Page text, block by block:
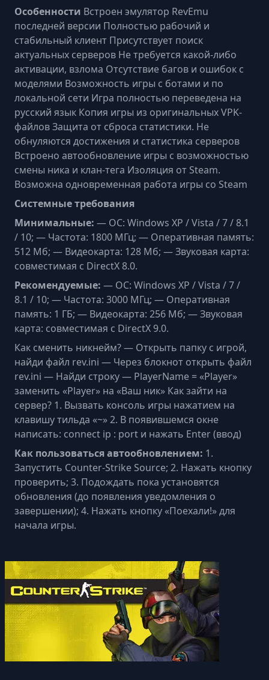
Особенности Встроен эмулятор RevEmu
последней версии Полностью рабочий и
стабильный клиент Присутствует поиск
актуальных серверов Не требуется какой-либо
активации, взлома Отсутствие багов и ошибок с
моделями Возможность игры с ботами и по
локальной сети Игра полностью переведена на
русский язык Копия игры из оригинальных VPK-
файлов Защита от сброса статистики. Не
обнуляются достижения и статистика серверов
Встроено автообновление игры с возможностью
смены ника и клан-тега Изоляция от Steam.
Возможна одновременная работа игры со Steam
Системные требования
Минимальные: — OC: Windows XP / Vista / 7 / 8.1
/ 10; — Частота: 1800 МГц; — Оперативная память:
512 Мб; — Видеокарта: 128 Мб; — Звуковая карта:
совместимая с DirectX 8.0.
Рекомендуемые: — OC: Windows XP / Vista / 7 /
8.1 / 10; — Частота: 3000 МГц; — Оперативная
память: 1 ГБ; — Видеокарта: 256 Мб; — Звуковая
карта: совместимая с DirectX 9.0.
Как сменить никнейм? — Открыть папку с игрой,
найди файл rev.ini — Через блокнот открыть файл
rev.ini — Найди строку — PlayerName = «Player»
заменить «Player» на «Ваш ник» Как зайти на
сервер? 1. Вызвать консоль игры нажатием на
клавишу тильда «~» 2. В появившемся окне
написать: connect ip : port и нажать Enter (ввод)
Как пользоваться автообновлением: 1.
Запустить Counter-Strike Source; 2. Нажать кнопку
проверить; 3. Подождать пока установятся
обновления (до появления уведомления о
завершении); 4. Нажать кнопку «Поехали!» для
начала игры.